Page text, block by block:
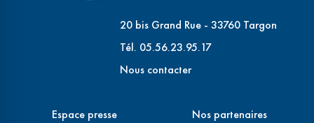
20 bis Grand Rue - 33760 Targon
Tél. 05.56.23.95.17
Nous contacter
Espace presse Nos partenaires